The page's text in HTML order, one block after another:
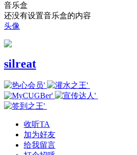
音乐盒
还没有设置音乐盒的内容
头像
silreat
收听TA
加为好友
给我留言